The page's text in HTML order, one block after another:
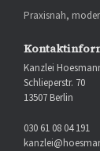
Praxisnah,
Kanzlei
Schlieperstr. 70
13507 Berlin
030 61 08 04 191